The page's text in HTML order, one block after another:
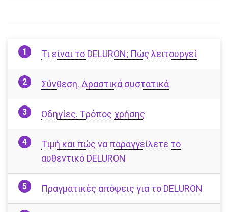
Τι είναι το DELURON; Πώς λειτουργεί
Σύνθεση. Δραστικά συστατικά
Οδηγίες. Τρόπος χρήσης
Τιμή και πώς να παραγγείλετε το
αυθεντικό DELURON
Πραγματικές απόψεις για το DELURON